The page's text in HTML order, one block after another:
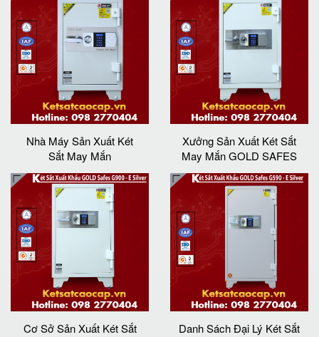
Nhà Máy Sản Xuất Két
Sắt May Mắn
Xưởng Sản Xuất Két Sắt
May Mắn GOLD SAFES
Cơ Sở Sản Xuất Két Sắt
Danh Sách Đại Lý Két Sắt